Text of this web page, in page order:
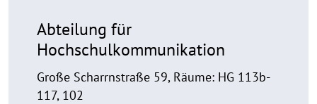
Abteilung für
Hochschulkommunikation
Große Scharrnstraße 59, Räume: HG 113b-
117, 102